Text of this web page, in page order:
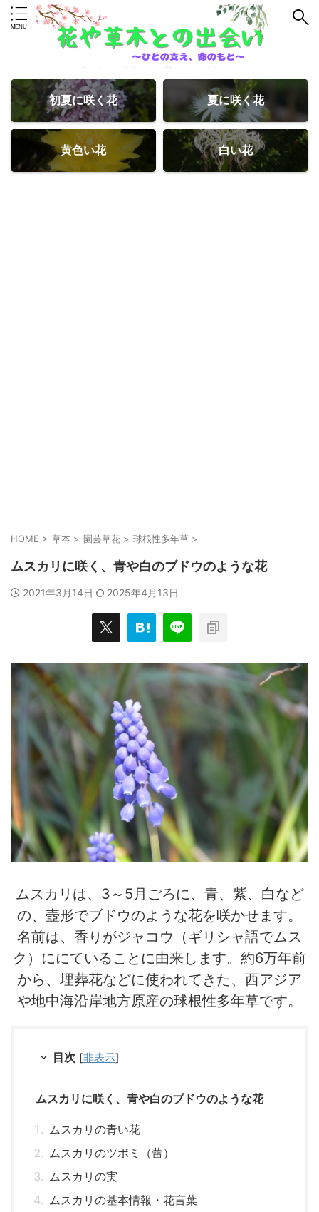
初夏に咲く花 夏に咲く花
黄色い花 白い花
HOME > 草本 > 園芸草花 > 球根性多年草 >
ムスカリに咲く、青や白のブドウのような花
2021年3月14日 2025年4月13日
ムスカリは、3～5月ごろに、青、紫、白など
の、壺形でブドウのような花を咲かせます。
名前は、香りがジャコウ（ギリシャ語でムス
ク）ににていることに由来します。約6万年前
から、埋葬花などに使われてきた、西アジア
や地中海沿岸地方原産の球根性多年草です。
目次 [非表示]
ムスカリに咲く、青や白のブドウのような花
ムスカリの青い花
ムスカリのツボミ（蕾）
ムスカリの実
ムスカリの基本情報・花言葉